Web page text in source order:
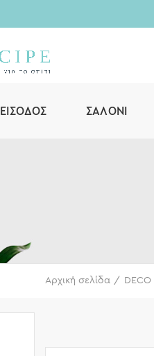
ΕΊΣΟΔΟΣ ΣΑΛΌΝΙ
Αρχική σελίδα DECO